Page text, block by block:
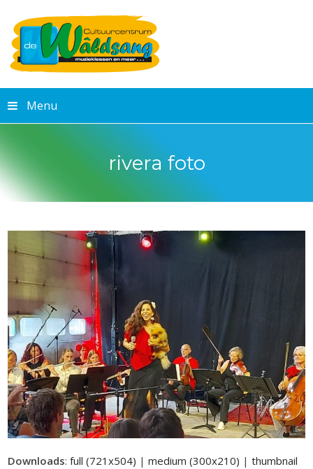
Menu
rivera foto
Downloads:full (721x504) |medium (300x210) |thumbnail